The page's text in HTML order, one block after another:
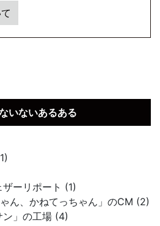
いないあるある
ザーリポート (1)
ん、かねてっちゃん」のCM (2)
ン」の工場 (4)